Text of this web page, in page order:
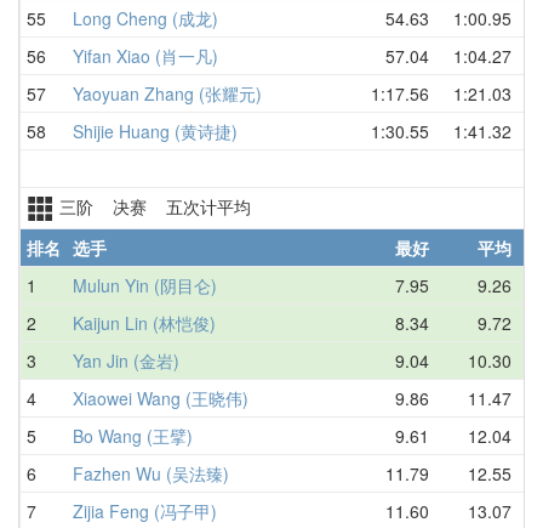
55
Long Cheng (成龙) 54.63 1:00.95
56
Yifan Xiao (肖一凡) 57.04 1:04.27
57
Yaoyuan Zhang (张耀元) 1:17.56 1:21.03
58
Shijie Huang (黄诗捷) 1:30.55 1:41.32
三阶 决赛 五次计平均
排名 选手 最好 平均
1
Mulun Yin (阴目仑) 7.95 9.26
2
Kaijun Lin (林恺俊) 8.34 9.72
3
Yan Jin (金岩) 9.04 10.30
4
Xiaowei Wang (王晓伟) 9.86 11.47
5
Bo Wang (王擘) 9.61 12.04
6
Fazhen Wu (吴法臻) 11.79 12.55
7
Zijia Feng (冯子甲) 11.60 13.07